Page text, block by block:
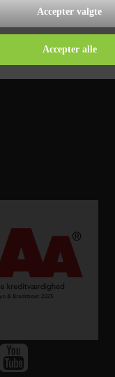
Accepter valgte
Accepter alle